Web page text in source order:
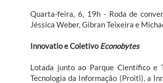
Quarta-feira, 6, 19h - Roda de
Jéssica Weber, Gibran Teixeira e
Innovatio e ColetivoEconobytes
Lotada junto ao Parque Científico e
Tecnologia da Informação (Proiti), a